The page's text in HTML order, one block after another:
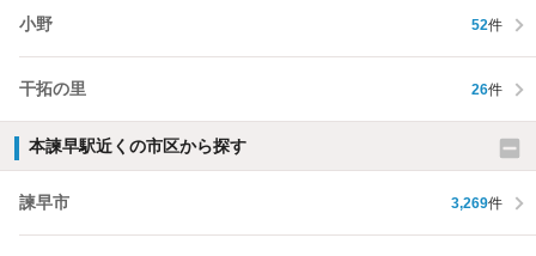
小野 52件
干拓の里 26件
本諫早駅近くの市区から探す
諫早市 3,269件